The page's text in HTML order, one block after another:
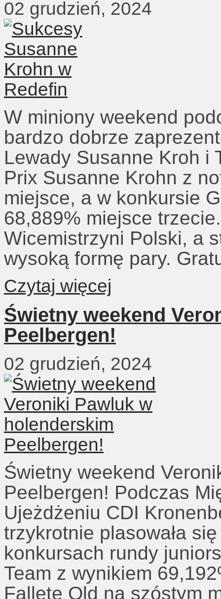
02 grudzień, 2024
W miniony weekend
bardzo dobrze
Lewady Susanne Kroh i
Prix Susanne Krohn z
miejsce, a w konkursie
68,889% miejsce
Wicemistrzyni Polski, a
wysoką formę pary.
Czytaj więcej
Świetny weekend
Peelbergen!
02 grudzień, 2024
Świetny weekend
Peelbergen! Podczas
Ujeżdżeniu CDI
trzykrotnie plasowała
konkursach rundy
Team z wynikiem
Fallete Old na szóstym